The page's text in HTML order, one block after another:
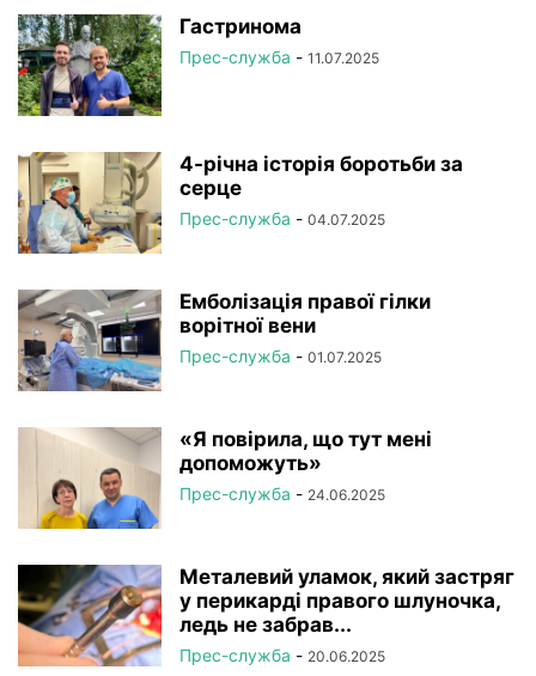
РЕЄСТР СТАТУТНІ ДОКУМЕНТИ
ФОТОРЕПОРТАЖ ЦІКАВІ ПРОФЕСІЙНІ ВИПАДКИ
Гастринома
Прес-служба - 11.07.2025
4-річна історія боротьби за
серце
Прес-служба - 04.07.2025
Емболізація правої гілки
ворітної вени
Прес-служба - 01.07.2025
«Я повірила, що тут мені
допоможуть»
Прес-служба - 24.06.2025
Металевий уламок, який застряг
у перикарді правого шлуночка,
ледь не забрав...
Прес-служба - 20.06.2025